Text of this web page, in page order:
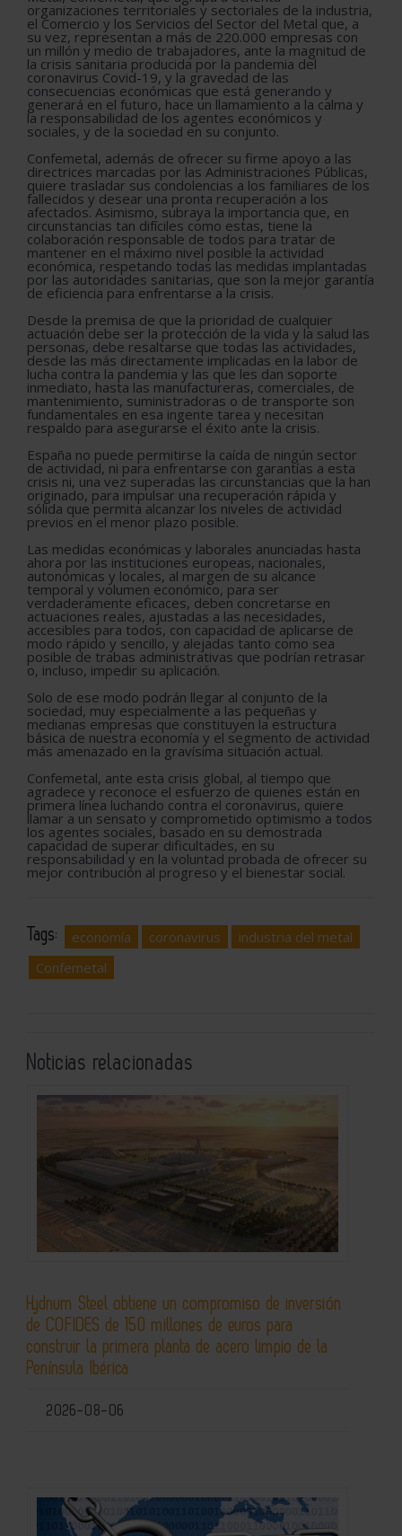
organizaciones territoriales y sectoriales de la industria,
el Comercio y los Servicios del Sector del Metal que, a
su vez, representan a más de 220.000 empresas con
un millón y medio de trabajadores, ante la magnitud de
la crisis sanitaria producida por la pandemia del
coronavirus Covid-19, y la gravedad de las
consecuencias económicas que está generando y
generará en el futuro, hace un llamamiento a la calma y
la responsabilidad de los agentes económicos y
sociales, y de la sociedad en su conjunto.
Confemetal, además de ofrecer su firme apoyo a las
directrices marcadas por las Administraciones Públicas,
quiere trasladar sus condolencias a los familiares de los
fallecidos y desear una pronta recuperación a los
afectados. Asimismo, subraya la importancia que, en
circunstancias tan difíciles como estas, tiene la
colaboración responsable de todos para tratar de
mantener en el máximo nivel posible la actividad
económica, respetando todas las medidas implantadas
por las autoridades sanitarias, que son la mejor garantía
de eficiencia para enfrentarse a la crisis.
Desde la premisa de que la prioridad de cualquier
actuación debe ser la protección de la vida y la salud las
personas, debe resaltarse que todas las actividades,
desde las más directamente implicadas en la labor de
lucha contra la pandemia y las que les dan soporte
inmediato, hasta las manufactureras, comerciales, de
mantenimiento, suministradoras o de transporte son
fundamentales en esa ingente tarea y necesitan
respaldo para asegurarse el éxito ante la crisis.
España no puede permitirse la caída de ningún sector
de actividad, ni para enfrentarse con garantías a esta
crisis ni, una vez superadas las circunstancias que la han
originado, para impulsar una recuperación rápida y
sólida que permita alcanzar los niveles de actividad
previos en el menor plazo posible.
Las medidas económicas y laborales anunciadas hasta
ahora por las instituciones europeas, nacionales,
autonómicas y locales, al margen de su alcance
temporal y volumen económico, para ser
verdaderamente eficaces, deben concretarse en
actuaciones reales, ajustadas a las necesidades,
accesibles para todos, con capacidad de aplicarse de
modo rápido y sencillo, y alejadas tanto como sea
posible de trabas administrativas que podrían retrasar
o, incluso, impedir su aplicación.
Solo de ese modo podrán llegar al conjunto de la
sociedad, muy especialmente a las pequeñas y
medianas empresas que constituyen la estructura
básica de nuestra economía y el segmento de actividad
más amenazado en la gravísima situación actual.
Confemetal, ante esta crisis global, al tiempo que
agradece y reconoce el esfuerzo de quienes están en
primera línea luchando contra el coronavirus, quiere
llamar a un sensato y comprometido optimismo a todos
los agentes sociales, basado en su demostrada
capacidad de superar dificultades, en su
responsabilidad y en la voluntad probada de ofrecer su
mejor contribución al progreso y el bienestar social.
Tags: economía coronavirus
industria del metal
Confemetal
Noticias relacionadas
Hydnum Steel obtiene un compromiso de inversión
de COFIDES de 150 millones de euros para
construir la primera planta de acero limpio de la
Península Ibérica
2026-08-06